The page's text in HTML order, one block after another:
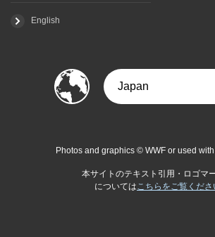
English
Photos and graphics © WWF or used
本サイトのテキスト引用・ロゴマ
についてはこちらをご覧くださ